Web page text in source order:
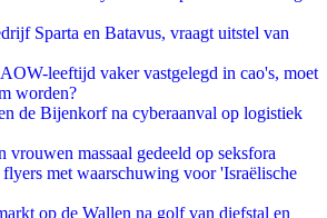
Sparta en Batavus, vraagt uitstel van
leeftijd vaker vastgelegd in cao's, moet
worden?
de Bijenkorf na cyberaanval op logistiek
vrouwen massaal gedeeld op seksfora
met waarschuwing voor 'Israëlische
op de Wallen na golf van diefstal en